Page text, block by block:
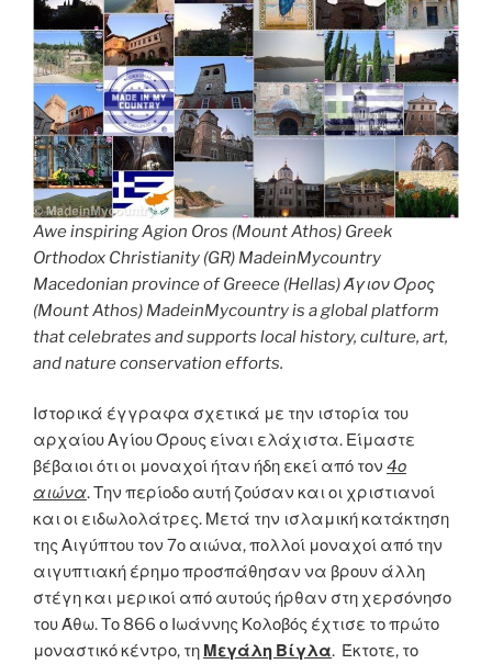
Awe inspiring Agion Oros (Mount Athos) Greek
Orthodox Christianity (GR) MadeinMycountry
Macedonian province of Greece (Hellas) Άγιον Όρος
(Mount Athos) MadeinMycountry is a global platform
that celebrates and supports local history, culture, art,
and nature conservation efforts.
Ιστορικά έγγραφα σχετικά με την ιστορία του
αρχαίου Αγίου Όρους είναι ελάχιστα. Είμαστε
βέβαιοι ότι οι μοναχοί ήταν ήδη εκεί από τον 4ο
αιώνα. Την περίοδο αυτή ζούσαν και οι χριστιανοί
και οι ειδωλολάτρες. Μετά την ισλαμική κατάκτηση
της Αιγύπτου τον 7ο αιώνα, πολλοί μοναχοί από την
αιγυπτιακή έρημο προσπάθησαν να βρουν άλλη
στέγη και μερικοί από αυτούς ήρθαν στη χερσόνησο
του Άθω. Το 866 ο Ιωάννης Κολοβός έχτισε το πρώτο
μοναστικό κέντρο, τη Μεγάλη Βίγλα. Έκτοτε, το